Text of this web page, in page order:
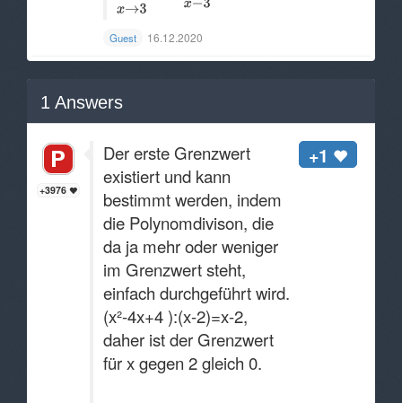
Guest 16.12.2020
1 Answers
+3976
+1
Der erste Grenzwert
existiert und kann
bestimmt werden, indem
die Polynomdivison, die
da ja mehr oder weniger
im Grenzwert steht,
einfach durchgeführt wird.
(x²-4x+4 ):(x-2)=x-2,
daher ist der Grenzwert
für x gegen 2 gleich 0.